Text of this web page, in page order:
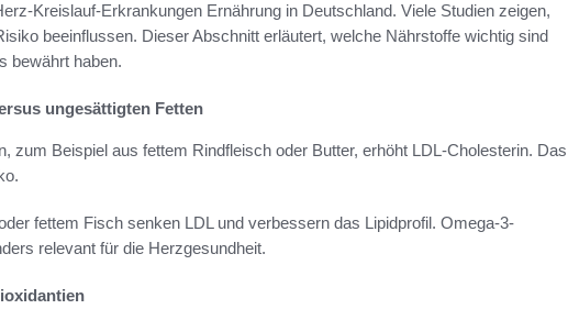
Kreislauf-Erkrankungen Ernährung in Deutschland. Viele Studien zeigen,
beeinflussen. Dieser Abschnitt erläutert, welche Nährstoffe wichtig sind
bewährt haben.
ungesättigten Fetten
zum Beispiel aus fettem Rindfleisch oder Butter, erhöht LDL-Cholesterin. Das
fettem Fisch senken LDL und verbessern das Lipidprofil. Omega-3-
relevant für die Herzgesundheit.